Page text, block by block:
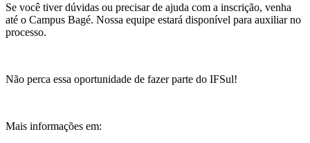
Se você tiver dúvidas ou precisar de ajuda com a inscrição, venha
até o Campus Bagé. Nossa equipe estará disponível para auxiliar no
processo.
Não perca essa oportunidade de fazer parte do IFSul!
Mais informações em: